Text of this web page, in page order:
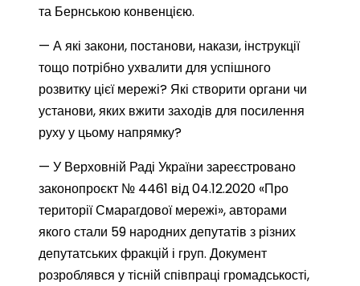
та Бернською конвенцією.
— А які закони, постанови, накази, інструкції
тощо потрібно ухвалити для успішного
розвитку цієї мережі? Які створити органи чи
установи, яких вжити заходів для посилення
руху у цьому напрямку?
— У Верховній Раді України зареєстровано
законопроєкт № 4461 від 04.12.2020 «Про
території Смарагдової мережі», авторами
якого стали 59 народних депутатів з різних
депутатських фракцій і груп. Документ
розроблявся у тісній співпраці громадськості,